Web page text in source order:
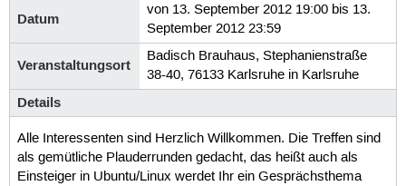
Datum
von 13. September 2012 19:00 bis 13.
September 2012 23:59
Veranstaltungsort
Badisch Brauhaus, Stephanienstraße
38-40, 76133 Karlsruhe in Karlsruhe
Details
Alle Interessenten sind Herzlich Willkommen. Die Treffen sind
als gemütliche Plauderrunden gedacht, das heißt auch als
Einsteiger in Ubuntu/Linux werdet Ihr ein Gesprächsthema